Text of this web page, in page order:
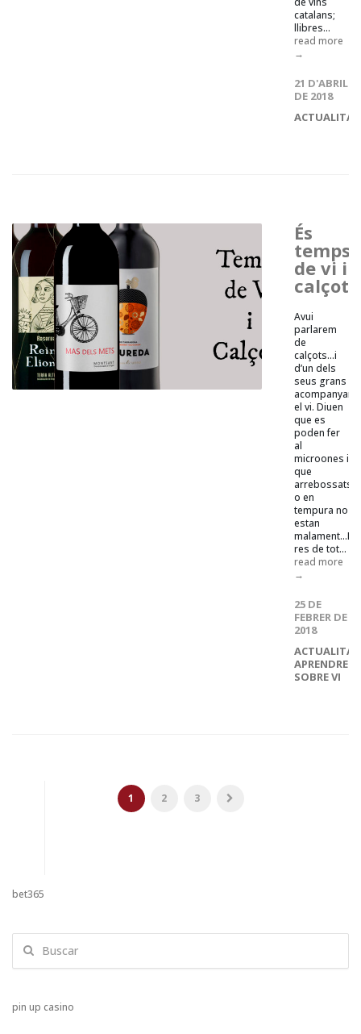
catalans;
llibres...
read more
→
21 D'ABRIL
DE 2018
ACTUALITAT
És
temps
de vi i
calçots
Avui
parlarem
de
calçots...i
d’un dels
seus grans
el vi. Diuen
que es
poden fer
al
microones i
que
arrebossats
o en
tempura no
estan
res de tot...
read more
→
25 DE
FEBRER DE
2018
ACTUALITAT
APRENDRE
SOBRE VI
1 2 3
bet365
pin up casino